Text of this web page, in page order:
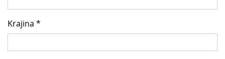
Krajina *